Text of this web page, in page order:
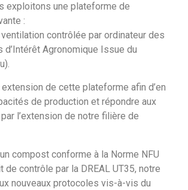
exploitons une plateforme de
:
contrôlée par ordinateur des
d’Intérêt Agronomique Issue du
de cette plateforme afin d’en
de production et répondre aux
l’extension de notre filière de
compost conforme à la Norme NFU
de contrôle par la DREAL UT35, notre
nouveaux protocoles vis-à-vis du